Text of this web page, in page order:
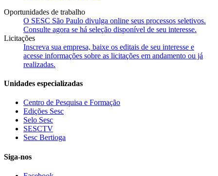
Oportunidades de trabalho
O SESC São Paulo divulga online seus processos seletivos.
Consulte agora se há seleção disponível de seu interesse.
Licitações
Inscreva sua empresa, baixe os editais de seu interesse e
acesse informações sobre as licitações em andamento ou já
realizadas.
Unidades especializadas
Centro de Pesquisa e Formação
Edições Sesc
Selo Sesc
SESCTV
Sesc Bertioga
Siga-nos